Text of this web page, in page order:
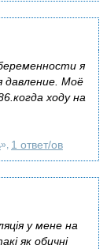
я
Моё
ходу на
», 1 ответ/ов
у мене на
як обичні